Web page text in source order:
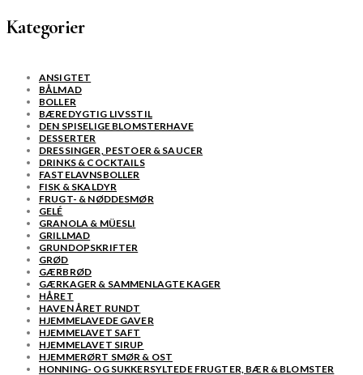
Kategorier
ANSIGTET
BÅLMAD
BOLLER
BÆREDYGTIG LIVSSTIL
DEN SPISELIGE BLOMSTERHAVE
DESSERTER
DRESSINGER, PESTOER & SAUCER
DRINKS & COCKTAILS
FASTELAVNSBOLLER
FISK & SKALDYR
FRUGT- & NØDDESMØR
GELÉ
GRANOLA & MÜESLI
GRILLMAD
GRUNDOPSKRIFTER
GRØD
GÆRBRØD
GÆRKAGER & SAMMENLAGTE KAGER
HÅRET
HAVEN ÅRET RUNDT
HJEMMELAVEDE GAVER
HJEMMELAVET SAFT
HJEMMELAVET SIRUP
HJEMMERØRT SMØR & OST
HONNING- OG SUKKERSYLTEDE FRUGTER, BÆR & BLOMSTER